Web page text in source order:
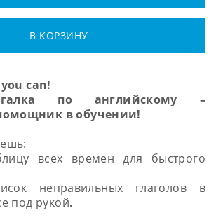
В КОРЗИНУ
can!
по английскому –
в обучении!
всех времен для быстрого
неправильных глаголов в
под рукой.